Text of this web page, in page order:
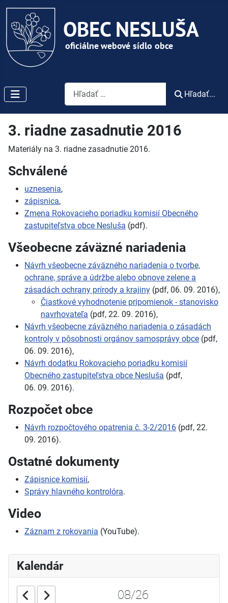
Vyhľadávanie
Hľadať...
3. riadne zasadnutie 2016
Materiály na 3. riadne zasadnutie 2016.
Schválené
uznesenia,
zápisnica,
Zmena Rokovacieho poriadku komisií Obecného
zastupiteľstva obce Nesluša (pdf).
Všeobecne záväzné nariadenia
Návrh všeobecne záväzného nariadenia o tvorbe,
ochrane, správe a údržbe alebo obnove zelene a
zásadách ochrany prírody a krajiny (pdf, 06. 09. 2016),
Čiastkové vyhodnotenie pripomienok - stanovisko
navrhovateľa (pdf, 22. 09. 2016),
Návrh všeobecne záväzného nariadenia o zásadách
kontroly v pôsobnosti orgánov samosprávy obce (pdf,
06. 09. 2016),
Návrh dodatku Rokovacieho poriadku komisií
Obecného zastupiteľstva obce Nesluša (pdf,
06. 09. 2016).
Rozpočet obce
Návrh rozpočtového opatrenia č. 3-2/2016 (pdf, 22.
09. 2016).
Ostatné dokumenty
Zápisnice komisií,
Správy hlavného kontrolóra.
Video
Záznam z rokovania (YouTube).
Kalendár
08/26